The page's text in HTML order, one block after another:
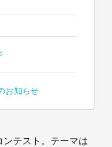
お知らせ
ンテスト。テーマは